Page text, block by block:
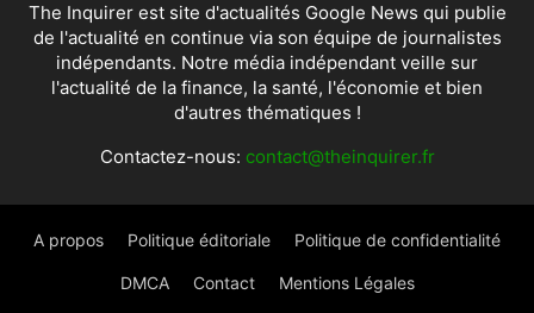
The Inquirer est site d'actualités Google News qui publie
de l'actualité en continue via son équipe de journalistes
indépendants. Notre média indépendant veille sur
l'actualité de la finance, la santé, l'économie et bien
d'autres thématiques !
Contactez-nous: contact@theinquirer.fr
A propos Politique éditoriale Politique de confidentialité
DMCA Contact Mentions Légales